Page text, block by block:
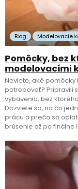
Blog Modelovacie
Pomôcky, bez
modelovacími
Neviete, aké
potrebovať? Pripravili
vybavenia, bez
Dozviete sa, na čo
prácu a prečo sa
brúsenie až po finálne